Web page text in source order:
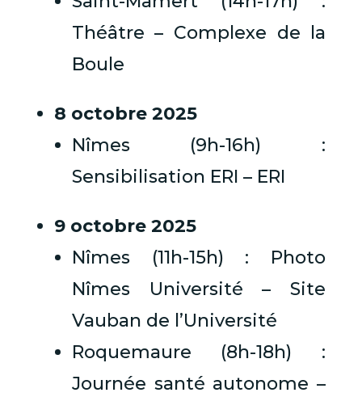
Théâtre – Complexe de la
Boule
8 octobre 2025
Nîmes (9h-16h) :
Sensibilisation ERI – ERI
9 octobre 2025
Nîmes (11h-15h) : Photo
Nîmes Université – Site
Vauban de l’Université
Roquemaure (8h-18h) :
Journée santé autonome –